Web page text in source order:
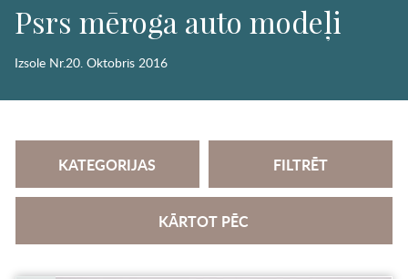
Psrs mēroga auto modeļi
Izsole Nr.20. Oktobris 2016
KATEGORIJAS FILTRĒT
KĀRTOT PĒC